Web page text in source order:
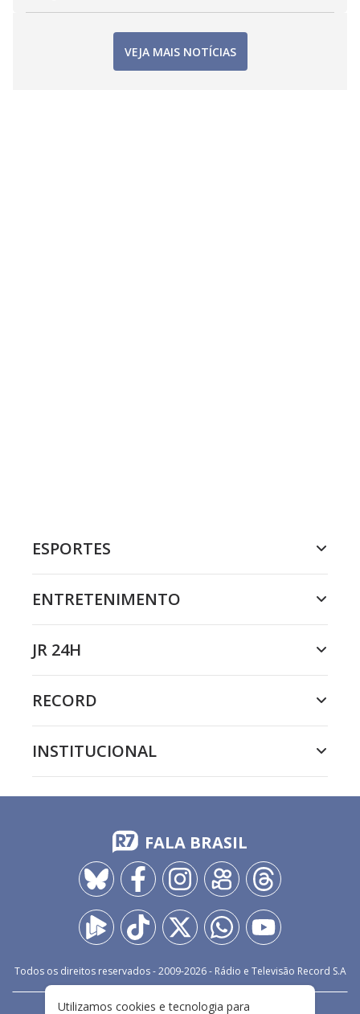
VEJA MAIS NOTÍCIAS
ESPORTES
ENTRETENIMENTO
JR 24H
RECORD
INSTITUCIONAL
FALA BRASIL
Todos os direitos reservados - 2009-2026- Rádio e Televisão Record S.A
Utilizamos cookies e tecnologia para